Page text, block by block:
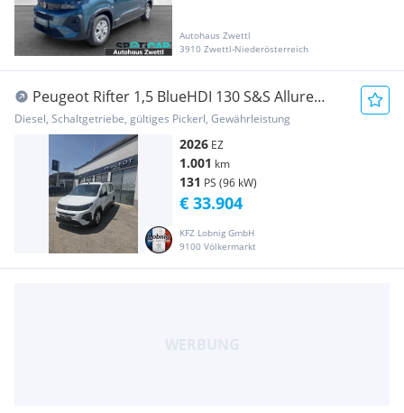
Autohaus Zwettl
3910 Zwettl-Niederösterreich
Peugeot Rifter 1,5 BlueHDI 130 S&S Allure
Lang
Diesel, Schaltgetriebe, gültiges Pickerl, Gewährleistung
2026 EZ
1.001 km
131 PS (96 kW)
KFZ Lobnig GmbH
9100 Völkermarkt
€ 33.904